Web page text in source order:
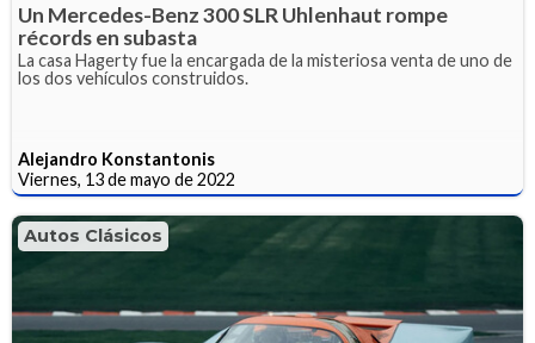
Un Mercedes-Benz 300 SLR Uhlenhaut rompe
récords en subasta
La casa Hagerty fue la encargada de la misteriosa venta de uno de
los dos vehículos construidos.
Alejandro Konstantonis
Viernes, 13 de mayo de 2022
Autos Clásicos